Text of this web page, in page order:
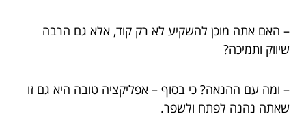
– האם אתה מוכן להשקיע לא רק קוד, אלא גם הרבה
שיווק ותמיכה?
– ומה עם ההנאה? כי בסוף – אפליקציה טובה היא גם זו
שאתה נהנה לפתח ולשפר.